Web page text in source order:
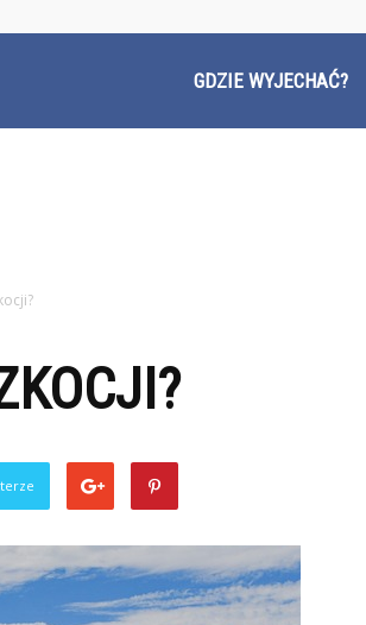
GDZIE WYJECHAĆ?